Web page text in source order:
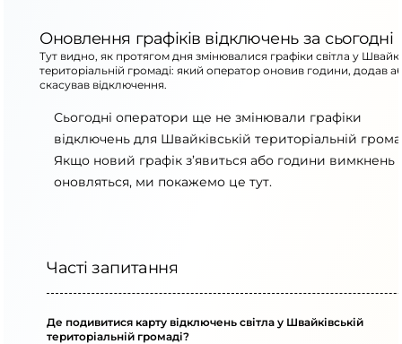
Оновлення графіків відключень за сьогодні
Тут видно, як протягом дня змінювалися графіки світла у
територіальній громаді: який оператор оновив години, додав
скасував відключення.
Сьогодні оператори ще не змінювали графіки
відключень для Швайківській територіальній
Якщо новий графік з’явиться або години вимкнень
оновляться, ми покажемо це тут.
Часті запитання
Де подивитися карту відключень світла у Швайківській
територіальній громаді?